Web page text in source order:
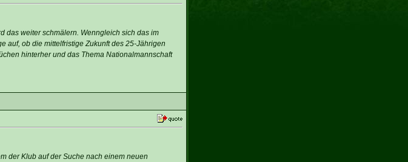
das weiter schmälern. Wenngleich sich das im
auf, ob die mittelfristige Zukunft des 25-Jährigen
hinterher und das Thema Nationalmannschaft
der Klub auf der Suche nach einem neuen